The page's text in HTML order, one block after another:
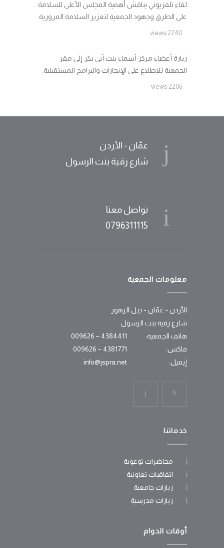
لقاء تلفزيوني يناقش أهمية المجلس الأعلى للسلامة
على الطرق وجهود الجمعية لتعزيز السلامة المرورية.
2240 views
زيارة أعضاء مركز أسماء بنت أبي بكر إلى مقر
الجمعية للاطلاع على الإنجازات والبرامج المستقبلية.
2206 views
عمّان - الأردن
شارع رقية بنت الرسول
تواصل معنا
0796311115
معلومات الجمعية
الأردن - عمّان - جبل الزهور
شارع رقية بنت الرسول
هاتف الجمعية:
4384411 – 009626
فاكس:
4381771 – 009626
إيميل:
info@jspra.net
خدماتنا
محاضرات توعوية
اتفاقيات تعاونية
زيارات جامعية
زيارات مدرسية
أوقات الدوام